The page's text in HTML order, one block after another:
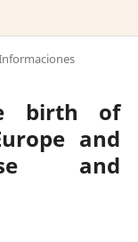
birth of
and
and